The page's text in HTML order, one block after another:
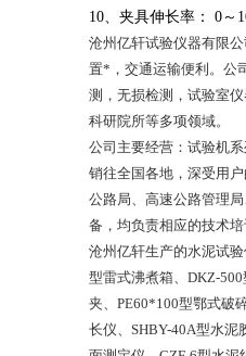
10、夹具伸长率： 0～
沧州亿轩试验仪器有限
置*，交通运输便利。公
测，无损检测，试验室
科研院所等多项领域。
公司主要经营：试验机
销往全国各地，深受用
公路局、高速公路管理
备，均负责相应的技术
沧州亿轩生产的水泥试
型雷式沸煮箱、DKZ-
夹、PE60*100型鄂式破
长仪、SHBY-40A型水